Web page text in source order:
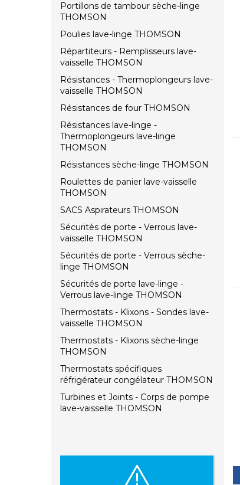
Portillons de tambour sèche-linge
THOMSON
Poulies lave-linge THOMSON
Répartiteurs - Remplisseurs lave-
vaisselle THOMSON
Résistances - Thermoplongeurs lave-
vaisselle THOMSON
Résistances de four THOMSON
Résistances lave-linge -
Thermoplongeurs lave-linge
THOMSON
Résistances sèche-linge THOMSON
Roulettes de panier lave-vaisselle
THOMSON
SACS Aspirateurs THOMSON
Sécurités de porte - Verrous lave-
vaisselle THOMSON
Sécurités de porte - Verrous sèche-
linge THOMSON
Sécurités de porte lave-linge -
Verrous lave-linge THOMSON
Thermostats - Klixons - Sondes lave-
vaisselle THOMSON
Thermostats - Klixons sèche-linge
THOMSON
Thermostats spécifiques
réfrigérateur congélateur THOMSON
Turbines et Joints - Corps de pompe
lave-vaisselle THOMSON